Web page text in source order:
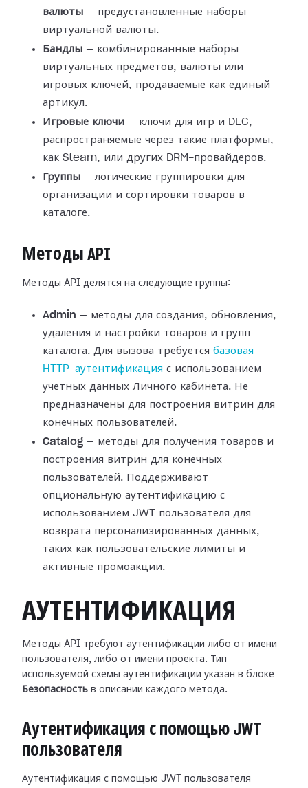
валюты — предустановленные наборы
виртуальной валюты.
Бандлы — комбинированные наборы
виртуальных предметов, валюты или
игровых ключей, продаваемые как единый
артикул.
Игровые ключи — ключи для игр и DLC,
распространяемые через такие платформы,
как Steam, или других DRM-провайдеров.
Группы — логические группировки для
организации и сортировки товаров в
каталоге.
Методы API
Методы API делятся на следующие группы:
Admin — методы для создания, обновления,
удаления и настройки товаров и групп
каталога. Для вызова требуется базовая
HTTP-аутентификация с использованием
учетных данных Личного кабинета. Не
предназначены для построения витрин для
конечных пользователей.
Catalog — методы для получения товаров и
построения витрин для конечных
пользователей. Поддерживают
опциональную аутентификацию с
использованием JWT пользователя для
возврата персонализированных данных,
таких как пользовательские лимиты и
активные промоакции.
АУТЕНТИФИКАЦИЯ
Методы API требуют аутентификации либо от имени
пользователя, либо от имени проекта. Тип
используемой схемы аутентификации указан в блоке
Безопасность в описании каждого метода.
Аутентификация с помощью JWT
пользователя
Аутентификация с помощью JWT пользователя